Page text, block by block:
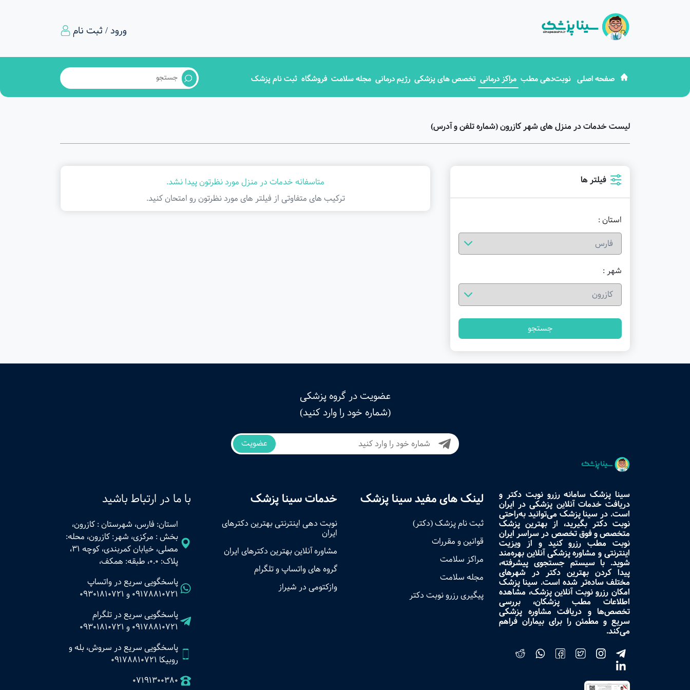
ورود / ثبت نام
صفحه اصلی نوبت‌دهی مطب مراکز درمانی تخصص های پزشکی رژیم درمانی مجله سلامت فروشگاه ثبت نام پزشک
لیست خدمات در منزل های شهر کازرون (شماره تلفن و آدرس)
فیلتر ها
استان :
شهر :
جستجو
متاسفانه خدمات در منزل مورد نظرتون پیدا نشد.
ترکیب های متفاوتی از فیلتر ‌های مورد نظرتون رو امتحان کنید.
عضویت در گروه پزشکی
(شماره خود را وارد کنید)
عضویت
سینا پزشک سامانه رزرو نوبت دکتر و
دریافت خدمات آنلاین پزشکی در ایران
است. در سینا پزشک می‌توانید به‌راحتی
نوبت دکتر بگیرید، از بهترین پزشک
متخصص و فوق تخصص در سراسر ایران
نوبت مطب رزرو کنید و از ویزیت
اینترنتی و مشاوره پزشکی آنلاین بهره‌مند
شوید. با سیستم جستجوی پیشرفته،
پیدا کردن بهترین دکتر در شهرهای
مختلف ساده‌تر شده است. سینا پزشک
امکان رزرو نوبت آنلاین پزشک، مشاهده
اطلاعات مطب پزشکان، بررسی
تخصص‌ها و دریافت مشاوره پزشکی
سریع و مطمئن را برای بیماران فراهم
می‌کند.
لینک های مفید سینا پزشک
ثبت نام پزشک (دکتر)
قوانین و مقررات
مراکز سلامت
مجله سلامت
پیگیری رزرو نوبت دکتر
خدمات سینا پزشک
نوبت‌ دهی اینترنتی بهترین دکترهای
ایران
مشاوره آنلاین بهترین دکترهای ایران
گروه های واتساپ و تلگرام
وازکتومی در شیراز
با ما در ارتباط باشید
استان: فارس، شهرستان : کازرون،
بخش : مرکزی، شهر: کازرون، محله:
مصلی، خیابان کمربندی، کوچه 31،
پلاک: 0.0، طبقه: همکف،
پاسخگویی سریع در واتساپ
09178810721 و 09301810721
پاسخگویی سریع در تلگرام
09178810721 و 09301810721
پاسخگویی سریع در سروش، بله و
روبیکا 09178810721
07191300380